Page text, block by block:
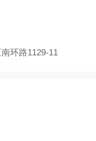
环路1129-11